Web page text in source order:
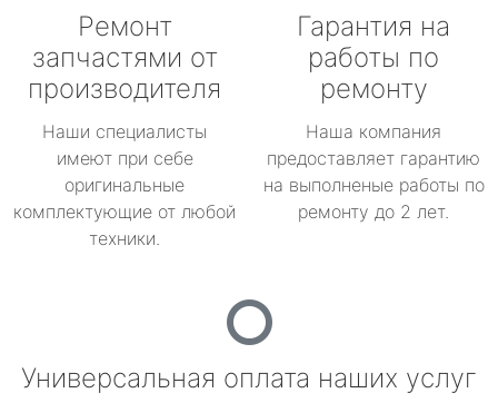
Ремонт
запчастями от
производителя
Наши специалисты
имеют при себе
оригинальные
комплектующие от любой
техники.
Гарантия на
работы по
ремонту
Наша компания
предоставляет гарантию
на выполненые работы по
ремонту до 2 лет.
Универсальная оплата наших услуг